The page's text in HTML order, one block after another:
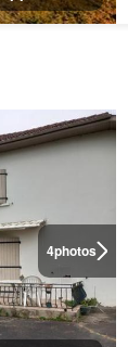
4photos